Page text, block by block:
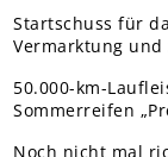
Startschuss für
Vermarktung
50.000-km-
Sommerreifen
Noch nicht mal